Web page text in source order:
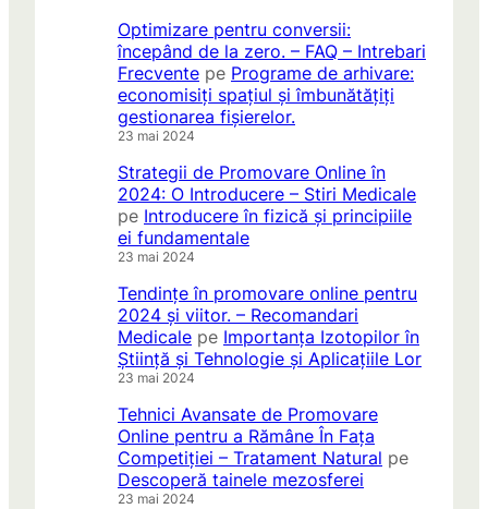
Optimizare pentru conversii:
începând de la zero. – FAQ – Intrebari
Frecvente pe Programe de arhivare:
economisiți spațiul și îmbunătățiți
gestionarea fișierelor.
23 mai 2024
Strategii de Promovare Online în
2024: O Introducere – Stiri Medicale
pe Introducere în fizică și principiile
ei fundamentale
23 mai 2024
Tendințe în promovare online pentru
2024 și viitor. – Recomandari
Medicale pe Importanța Izotopilor în
Știință și Tehnologie și Aplicațiile Lor
23 mai 2024
Tehnici Avansate de Promovare
Online pentru a Rămâne În Fața
Competiției – Tratament Natural pe
Descoperă tainele mezosferei
23 mai 2024